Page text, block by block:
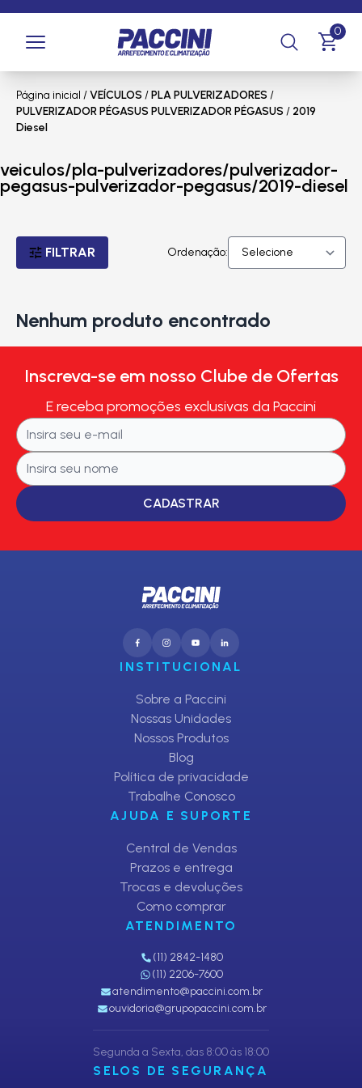
0
Página inicial /VEÍCULOS /PLA PULVERIZADORES /
PULVERIZADOR PÉGASUS PULVERIZADOR PÉGASUS / 2019
Diesel
veiculos/pla-pulverizadores/pulverizador-
pegasus-pulverizador-pegasus/2019-diesel
FILTRAR Ordenação:
Nenhum produto encontrado
Inscreva-se em nosso Clube de Ofertas
E receba promoções exclusivas da Paccini
CADASTRAR
INSTITUCIONAL
Sobre a Paccini
Nossas Unidades
Nossos Produtos
Blog
Política de privacidade
Trabalhe Conosco
AJUDA E SUPORTE
Central de Vendas
Prazos e entrega
Trocas e devoluções
Como comprar
ATENDIMENTO
(11) 2842-1480
(11) 2206-7600
atendimento@paccini.com.br
ouvidoria@grupopaccini.com.br
Segunda a Sexta, das 8:00 às 18:00
SELOS DE SEGURANÇA